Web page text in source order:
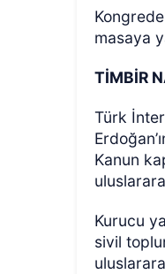
masaya
TİMBİR
Türk
Kanun
Kurucu
sivil